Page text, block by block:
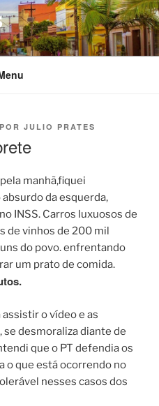
POR JULIO PRATES
manhã,fiquei
da esquerda,
INSS. Carros luxuosos de
de vinhos de 200 mil
do povo. enfrentando
um prato de comida.
assistir o vídeo e as
se desmoraliza diante de
que o PT defendia os
o que está ocorrendo no
nesses casos dos